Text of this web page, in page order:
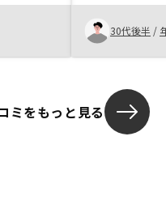
ポートが
し、9
幅な変
いする魅
30代後半 /
ミをもっと見る